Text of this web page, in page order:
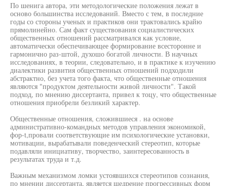
По шенига автора, эти методологические положения лежат в
осново большинства исследований. Вместо с тем, в последние
годы со стороны ученых и практиков они трактовались крайю
прямолинейно. Сам факт существования социалистических
общественных отношений рассматривался как условие,
автоматически обеспечивающее формирование всесторонне и
гармонично раз-штой, духошо богатой личности. В научных
исследованиях, в теории, следовательно, и в практике к изучению
диалектики развития общественных отношений подходили
абстрактно, без учета того факта, что общественные отношения
являются "продуктом деятельности живой личности". Такой
подход, по мнению диссертанта, привел к тоцу, что общественные
отношения приобрели безликий характер.
Общественные отношения, сложившиеся . на основе
административно-командных методов управления экономикой,
фор-t,провали соответствующие им психологические установки,
мотивации, вырабатывали поведенческий стереотип, которые
подавляли инициативу, творчество, заинтересованность в
результатах труда и т.д.
Важным механизмом ломки устоявшихся стереотипов сознания,
по мнении диссертанта, является шедрение прогрессивных форм